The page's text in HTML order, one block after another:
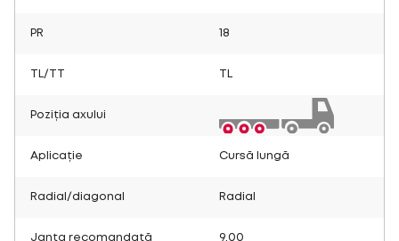
PR 18
TL/TT
Poziția axului
Aplicație Cursă lungă
Radial/diagonal Radial
Janta recomandată 9.00